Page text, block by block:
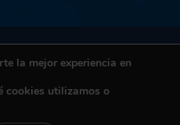
Privacidad
de uso
Ético
la mejor experiencia en
cookies utilizamos o